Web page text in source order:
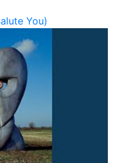
You)